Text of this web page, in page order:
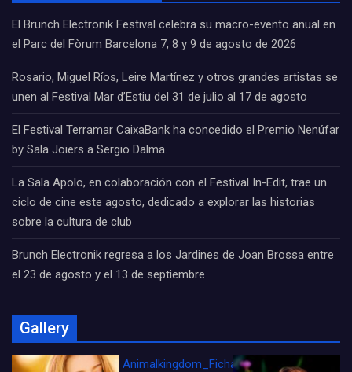
El Brunch Electronik Festival celebra su macro-evento anual en
el Parc del Fòrum Barcelona 7, 8 y 9 de agosto de 2026
Rosario, Miguel Ríos, Leire Martínez y otros grandes artistas se
unen al Festival Mar d’Estiu del 31 de julio al 17 de agosto
El Festival Terramar CaixaBank ha concedido el Premio Nenúfar
by Sala Joiers a Sergio Dalma.
La Sala Apolo, en colaboración con el Festival In-Edit, trae un
ciclo de cine este agosto, dedicado a explorar las historias
sobre la cultura de club
Brunch Electronik regresa a los Jardines de Joan Brossa entre
el 23 de agosto y el 13 de septiembre
Gallery
Animalkingdom_FichaCine